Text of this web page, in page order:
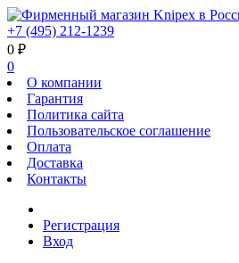
+7 (495) 212-1239
0 ₽
0
О компании
Гарантия
Политика сайта
Пользовательское соглашение
Оплата
Доставка
Контакты
Регистрация
Вход